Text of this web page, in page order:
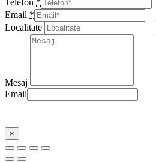
Telefon *
Email *
Localitate
Mesaj
Email
×